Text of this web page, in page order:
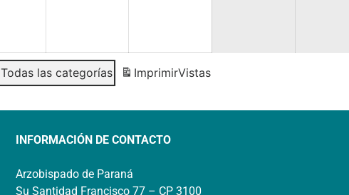
Todas las categorías ImprimirVistas
INFORMACIÓN DE CONTACTO
Arzobispado de Paraná
Su Santidad Francisco 77 – CP 3100